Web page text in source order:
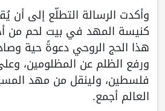
وأكدت الرسالة التطلّع إلى أن
كنيسة المهد في بيت لحم من
هذا الحج الروحي دعوةً حية
ورفع الظلم عن المظلومين،
فلسطين، ولينقل من مهد
العالم أجمع.